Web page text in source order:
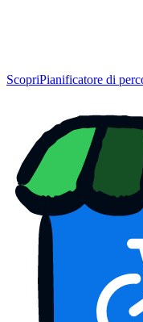
ScopriPianificatore di